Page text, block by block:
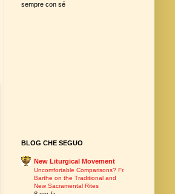
sempre con sé
BLOG CHE SEGUO
New Liturgical Movement
Uncomfortable Comparisons? Fr.
Barthe on the Traditional and
New Sacramental Rites